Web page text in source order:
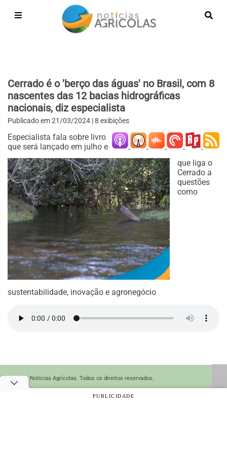
Cerrado é o 'berço das águas' no Brasil, com 8
nascentes das 12 bacias hidrográficas
nacionais, diz especialista
Publicado em21/03/2024 | 8 exibições
Especialista fala sobre livro
que será lançado em julho e
que liga o
Cerrado a
questões
como
sustentabilidade, inovação e agronegócio
© 2026 Notícias Agrícolas. Todos os direitos reservados.
PUBLICIDADE